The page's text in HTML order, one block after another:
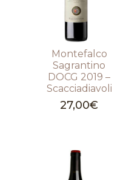
Montefalco
Sagrantino
DOCG 2019 –
Scacciadiavoli
27,00€